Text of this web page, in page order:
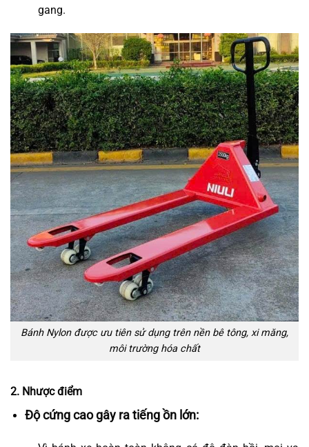
gang.
Bánh Nylon được ưu tiên sử dụng trên nền bê tông, xi măng,
môi trường hóa chất
2. Nhược điểm
Độ cứng cao gây ra tiếng ồn lớn: